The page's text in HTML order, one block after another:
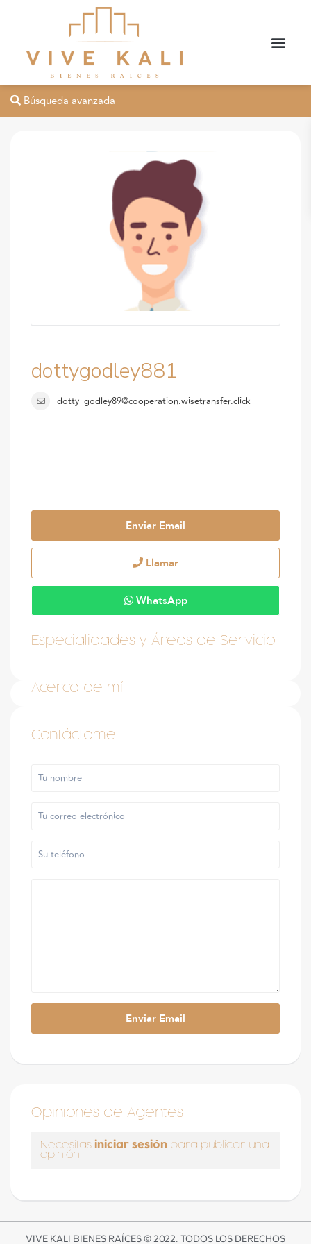
Búsqueda avanzada
dottygodley881
dotty_godley89@cooperation.wisetransfer.click
Enviar Email
Llamar
WhatsApp
Especialidades y Áreas de Servicio
Acerca de mí
Contáctame
Opiniones de Agentes
Necesitas iniciar sesión para publicar una
opinión
VIVE KALI BIENES RAÍCES © 2022. TODOS LOS DERECHOS